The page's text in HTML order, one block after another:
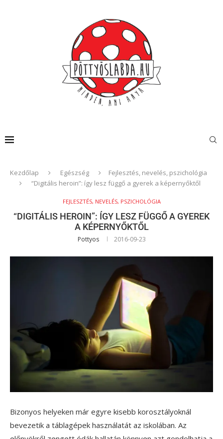
Kezdőlap Egészség
Fejlesztés, nevelés, pszichológia
“Digitális heroin”: így lesz függő a gyerek a képernyőktől
FEJLESZTÉS, NEVELÉS, PSZICHOLÓGIA
“DIGITÁLIS HEROIN”: ÍGY LESZ FÜGGŐ A GYEREK
A KÉPERNYŐKTŐL
Pottyos 2016-09-23
Bizonyos helyeken már egyre kisebb korosztályoknál
bevezetik a táblagépek használatát az iskolában. Az